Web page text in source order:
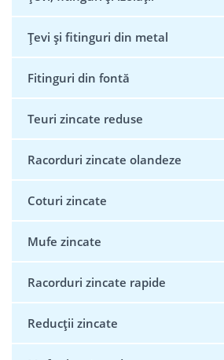
Țevi și fitinguri din metal
Fitinguri din fontă
Teuri zincate reduse
Racorduri zincate olandeze
Coturi zincate
Mufe zincate
Racorduri zincate rapide
Reducții zincate